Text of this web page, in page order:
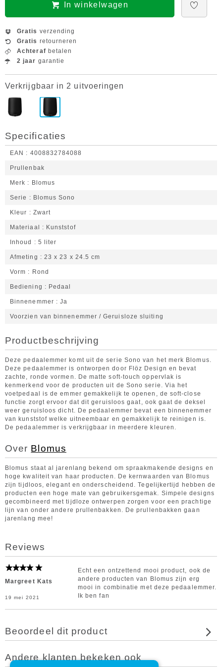
In winkelwagen
Gratis verzending
Gratis retourneren
Achteraf betalen
2 jaar garantie
Verkrijgbaar in 2 uitvoeringen
Specificaties
EAN 4008832784088
Prullenbak
Merk Blomus
Serie Blomus Sono
Kleur Zwart
Materiaal Kunststof
Inhoud 5 liter
Afmeting 23 x 23 x 24.5 cm
Vorm Rond
Bediening Pedaal
Binnenemmer Ja
Voorzien van binnenemmer / Geruisloze sluiting
Productbeschrijving
Deze pedaalemmer komt uit de serie Sono van het merk Blomus.
Deze pedaalemmer is ontworpen door Flöz Design en bevat
zachte, ronde vormen. De matte soft-touch oppervlak is
kenmerkend voor de producten uit de Sono serie. Via het
voetpedaal is de emmer gemakkelijk te openen, de soft-close
functie zorgt ervoor dat dit geruisloos gaat, ook gaat de deksel
weer geruisloos dicht. De pedaalemmer bevat een binnenemmer
van kunststof welke uitneembaar en gemakkelijk te reinigen is.
De pedaalemmer is verkrijgbaar in meerdere kleuren.
Over Blomus
Blomus staat al jarenlang bekend om spraakmakende designs en
hoge kwaliteit van haar producten. De kernwaarden van Blomus
zijn tijdloos, elegant en onderscheidend. Tegelijkertijd hebben de
producten een hoge mate van gebruikersgemak. Simpele designs
gecombineerd met tijdloze ontwerpen zorgen voor een prachtige
lijn van onder andere prullenbakken. De prullenbakken gaan
jarenlang mee!
Reviews
Margreet Kats
19 mei 2021
Echt een ontzettend mooi product, ook de
andere producten van Blomus zijn erg
mooi in combinatie met deze pedaalemmer.
Ik ben fan
Beoordeel dit product
Andere klanten bekeken ook